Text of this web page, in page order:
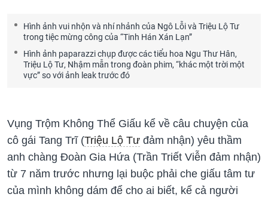
Hình ảnh vui nhộn và nhí nhảnh của Ngô Lỗi và Triệu Lộ Tư
trong tiệc mừng công của “Tinh Hán Xán Lạn”
Hình ảnh paparazzi chụp được các tiểu hoa Ngu Thư Hân,
Triệu Lộ Tư, Nhậm mẫn trong đoàn phim, “khác một trời một
vực” so với ảnh leak trước đó
Vụng Trộm Không Thể Giấu kể về câu chuyện của
cô gái Tang Trĩ (Triệu Lộ Tư đảm nhận) yêu thầm
anh chàng Đoàn Gia Hứa (Trần Triết Viễn đảm nhận)
từ 7 năm trước nhưng lại buộc phải che giấu tâm tư
của mình không dám để cho ai biết, kể cả người